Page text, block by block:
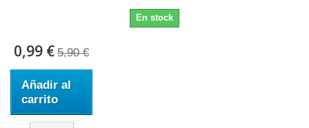
En stock
0,99 € 5,90 €
Añadir al
carrito